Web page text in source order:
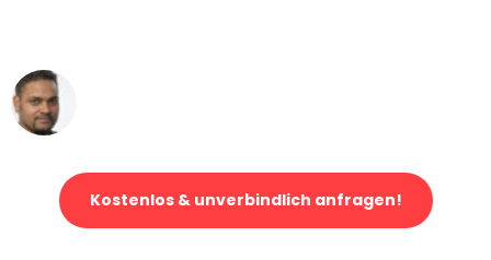
Kostenlos & unverbindlich anfragen!